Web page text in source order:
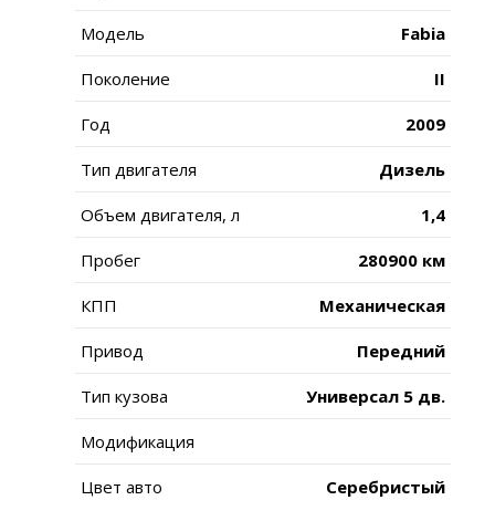
Модель Fabia
Поколение II
Год 2009
Тип двигателя Дизель
Объем двигателя, л 1,4
Пробег 280900 км
КПП Механическая
Привод Передний
Тип кузова Универсал 5 дв.
Модификация
Цвет авто Серебристый